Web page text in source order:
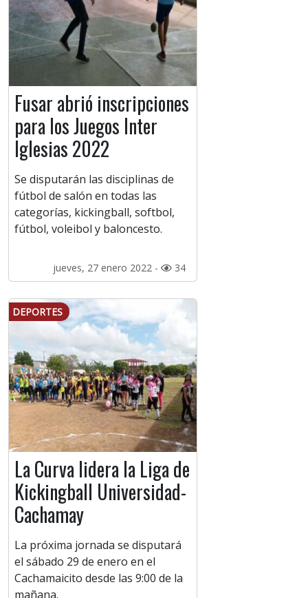
Fusar abrió inscripciones
para los Juegos Inter
Iglesias 2022
Se disputarán las disciplinas de
fútbol de salón en todas las
categorías, kickingball, softbol,
fútbol, voleibol y baloncesto.
jueves, 27 enero 2022 - 34
DEPORTES
La Curva lidera la Liga de
Kickingball Universidad-
Cachamay
La próxima jornada se disputará
el sábado 29 de enero en el
Cachamaicito desde las 9:00 de la
mañana.